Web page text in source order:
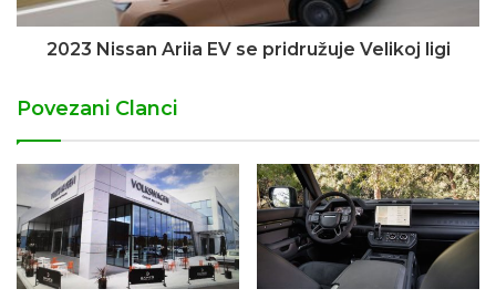
2023 Nissan Ariia EV se pridružuje Velikoj ligi
Povezani Clanci